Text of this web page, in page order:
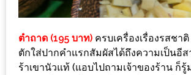
แฟร์
บ้าน
ที่
ตำถาด (195 บาท) ครบเครื่องเรื่องรสชา
ตักใส่ปากคำแรกสัมผัสได้ถึงความเป็นอี
ร้าเขานัวแท้ (แอบไปถามเจ้าของร้าน ก็